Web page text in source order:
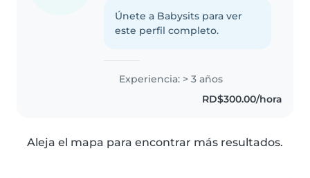
Únete a Babysits para ver
este perfil completo.
Experiencia: > 3 años
RD$300.00/hora
Aleja el mapa para encontrar más resultados.